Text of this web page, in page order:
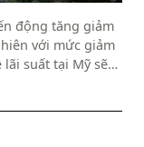
động tăng giảm
với mức giảm
suất tại Mỹ sẽ
dự kiến của thị
được coi là